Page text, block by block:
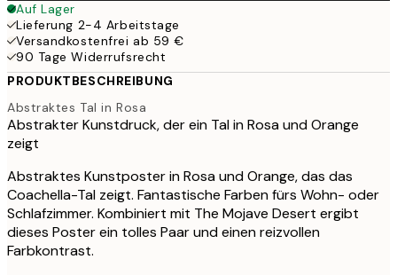
Auf Lager
Lieferung 2-4 Arbeitstage
Versandkostenfrei ab 59 €
90 Tage Widerrufsrecht
PRODUKTBESCHREIBUNG
Abstraktes Tal in Rosa
Abstrakter Kunstdruck, der ein Tal in Rosa und Orange
zeigt
Abstraktes Kunstposter in Rosa und Orange, das das
Coachella-Tal zeigt. Fantastische Farben fürs Wohn- oder
Schlafzimmer. Kombiniert mit The Mojave Desert ergibt
dieses Poster ein tolles Paar und einen reizvollen
Farbkontrast.